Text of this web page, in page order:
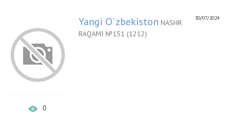
0
30/07/2024
Yangi O`zbekiston NASHR
RAQAMI №151 (1212)